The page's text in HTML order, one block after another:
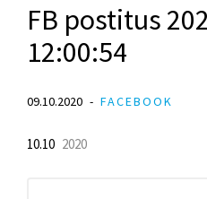
FB postitus
12:00:54
09.10.2020 FACEBOOK
10.10 2020